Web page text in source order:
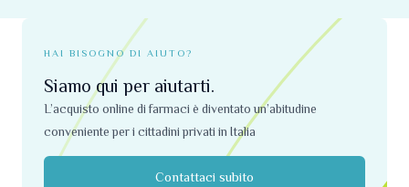
HAI BISOGNO DI AIUTO?
Siamo qui per aiutarti.
L’acquisto online di farmaci è diventato un’abitudine
conveniente per i cittadini privati ​​in Italia
Contattaci subito